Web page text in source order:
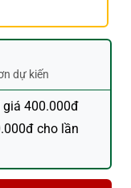
dự kiến
giá 400.000đ
cho lần